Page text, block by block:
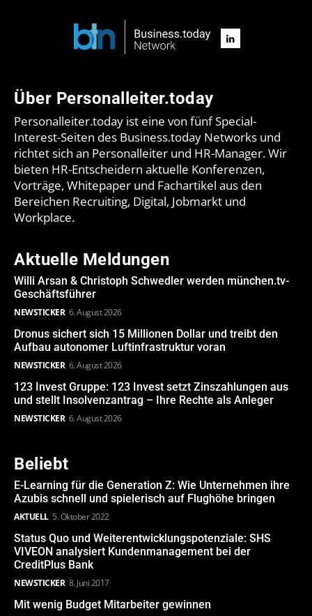
Über Personalleiter.today
Personalleiter.today ist eine von fünf Special-
Interest-Seiten des Business.today Networks und
richtet sich an Personalleiter und HR-Manager. Wir
bieten HR-Entscheidern aktuelle Konferenzen,
Vorträge, Whitepaper und Fachartikel aus den
Bereichen Recruiting, Digital, Jobmarkt und
Workplace.
Aktuelle Meldungen
Willi Arsan & Christoph Schwedler werden münchen.tv-
Geschäftsführer
NEWSTICKER 6. August 2026
Dronus sichert sich 15 Millionen Dollar und treibt den
Aufbau autonomer Luftinfrastruktur voran
NEWSTICKER 6. August 2026
123 Invest Gruppe: 123 Invest setzt Zinszahlungen aus
und stellt Insolvenzantrag – Ihre Rechte als Anleger
NEWSTICKER 6. August 2026
Beliebt
E-Learning für die Generation Z: Wie Unternehmen ihre
Azubis schnell und spielerisch auf Flughöhe bringen
AKTUELL 5. Oktober 2022
Status Quo und Weiterentwicklungspotenziale: SHS
VIVEON analysiert Kundenmanagement bei der
CreditPlus Bank
NEWSTICKER 8. Juni 2017
Mit wenig Budget Mitarbeiter gewinnen